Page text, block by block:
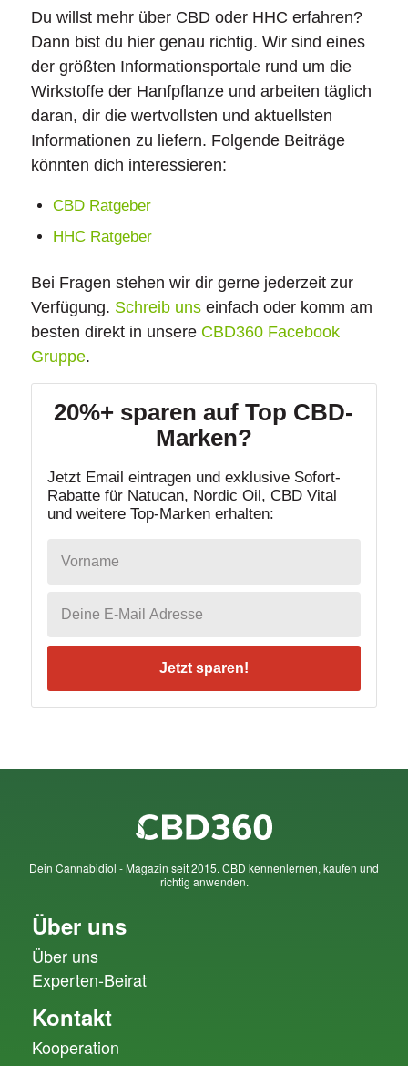
Du willst mehr über CBD oder HHC erfahren?
Dann bist du hier genau richtig. Wir sind eines
der größten Informationsportale rund um die
Wirkstoffe der Hanfpflanze und arbeiten täglich
daran, dir die wertvollsten und aktuellsten
Informationen zu liefern. Folgende Beiträge
könnten dich interessieren:
CBD Ratgeber
HHC Ratgeber
Bei Fragen stehen wir dir gerne jederzeit zur
Verfügung. Schreib unseinfach oder komm am
besten direkt in unsere CBD360 Facebook
Gruppe.
20%+ sparen auf Top CBD-
Marken?
Jetzt Email eintragen und exklusive Sofort-
Rabatte für Natucan, Nordic Oil, CBD Vital
und weitere Top-Marken erhalten:
Jetzt sparen!
Dein Cannabidiol - Magazin seit 2015. CBD kennenlernen, kaufen und
richtig anwenden.
Über uns
Über uns
Experten-Beirat
Kontakt
Kooperation